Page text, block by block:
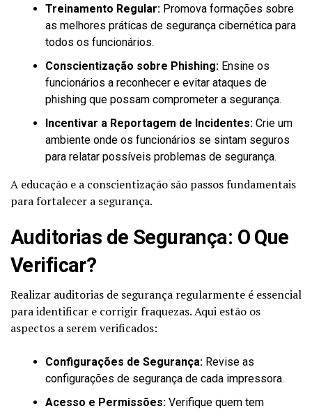
Treinamento Regular: Promova formações sobre
as melhores práticas de segurança cibernética para
todos os funcionários.
Conscientização sobre Phishing: Ensine os
funcionários a reconhecer e evitar ataques de
phishing que possam comprometer a segurança.
Incentivar a Reportagem de Incidentes: Crie um
ambiente onde os funcionários se sintam seguros
para relatar possíveis problemas de segurança.
A educação e a conscientização são passos fundamentais
para fortalecer a segurança.
Auditorias de Segurança: O Que
Verificar?
Realizar auditorias de segurança regularmente é essencial
para identificar e corrigir fraquezas. Aqui estão os
aspectos a serem verificados:
Configurações de Segurança: Revise as
configurações de segurança de cada impressora.
Acesso e Permissões: Verifique quem tem